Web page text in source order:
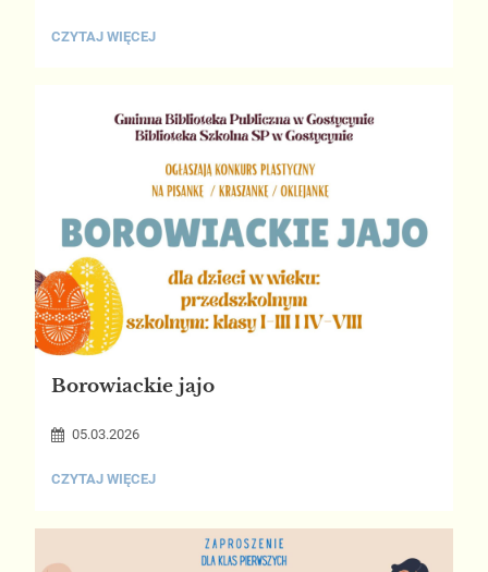
KLASA
CZYTAJ WIĘCEJ
Borowiackie jajo
05.03.2026
BOROWIACKIE
CZYTAJ WIĘCEJ